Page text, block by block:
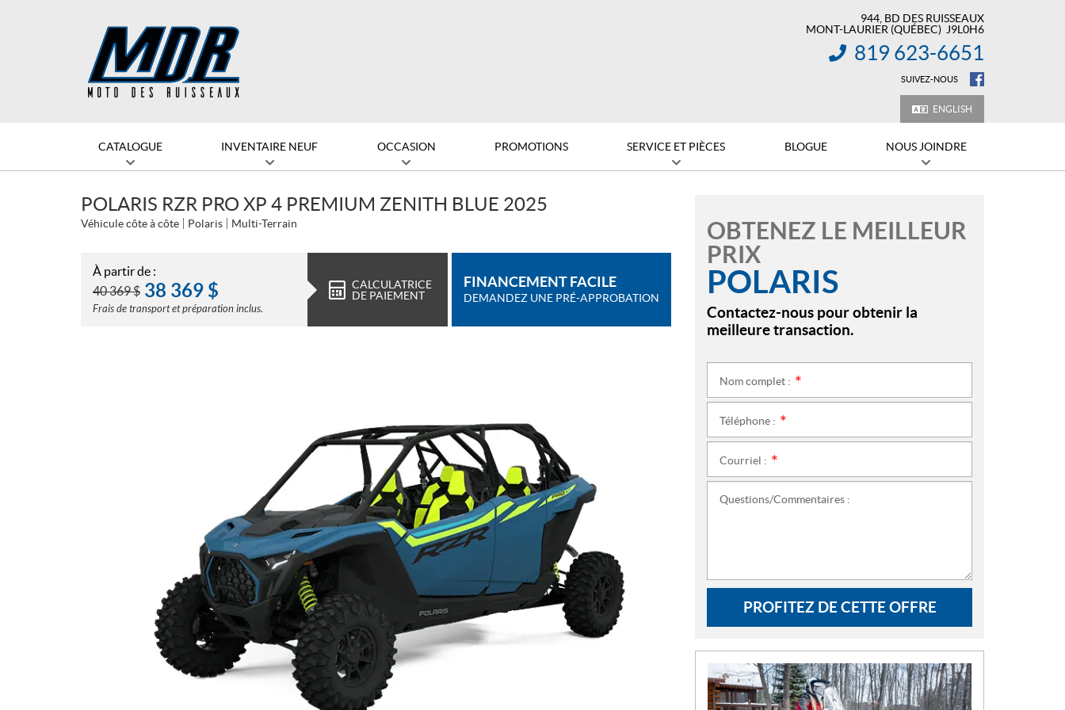
944, BD DES RUISSEAUX
MONT-LAURIER (QUÉBEC) J9L0H6
INFORMATION :
819 623-6651
SUIVEZ-NOUS
ENGLISH
CATALOGUE INVENTAIRE NEUF OCCASION PROMOTIONS SERVICE ET PIÈCES BLOGUE NOUS JOINDRE
POLARIS RZR PRO XP 4 PREMIUM ZENITH BLUE 2025
Véhicule côte à côte Polaris Multi-Terrain
À partir de :
40 369$ 38 369 $
Frais de transport et préparation inclus.
CALCULATRICE
DE PAIEMENT
FINANCEMENT FACILE
DEMANDEZ UNE PRÉ-APPROBATION
OBTENEZ LE MEILLEUR
PRIX
POLARIS
Contactez-nous pour obtenir la
meilleure transaction.
Nom complet :
Téléphone :
Courriel :
Questions/Commentaires :
PROFITEZ DE CETTE OFFRE
N
O